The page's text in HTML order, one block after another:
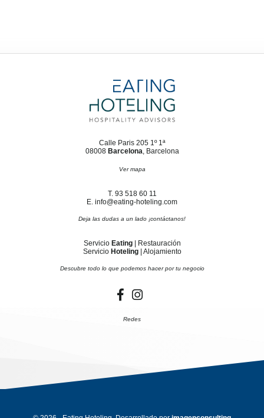
Calle Paris 205 1º 1ª
08008 Barcelona, Barcelona
Ver mapa
T. 93 518 60 11
E. info@eating-hoteling.com
Deja las dudas a un lado ¡contáctanos!
Servicio Eating| Restauración
Servicio Hoteling| Alojamiento
Descubre todo lo que podemos hacer por tu negocio
Redes